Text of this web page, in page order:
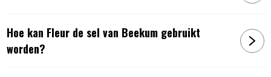
Hoe kan Fleur de sel van Beekum gebruikt
worden?